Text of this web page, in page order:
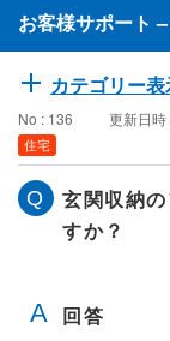
お客様サポート
カテゴリー
No : 136 更新日
住宅
玄関収納
すか？